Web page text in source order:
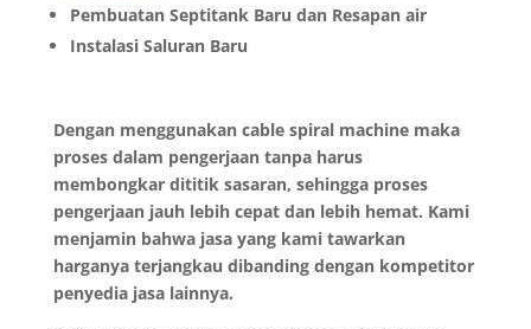
Pembuatan Septitank Baru dan Resapan air
Instalasi Saluran Baru
Dengan menggunakan cable spiral machine maka
proses dalam pengerjaan tanpa harus
membongkar dititik sasaran, sehingga proses
pengerjaan jauh lebih cepat dan lebih hemat. Kami
menjamin bahwa jasa yang kami tawarkan
harganya terjangkau dibanding dengan kompetitor
penyedia jasa lainnya.